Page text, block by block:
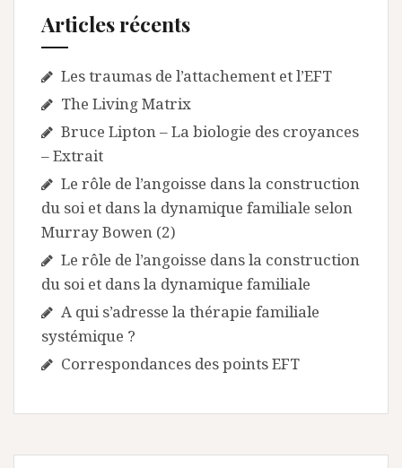
Articles récents
Les traumas de l’attachement et l’EFT
The Living Matrix
Bruce Lipton – La biologie des croyances
– Extrait
Le rôle de l’angoisse dans la construction
du soi et dans la dynamique familiale selon
Murray Bowen (2)
Le rôle de l’angoisse dans la construction
du soi et dans la dynamique familiale
A qui s’adresse la thérapie familiale
systémique ?
Correspondances des points EFT